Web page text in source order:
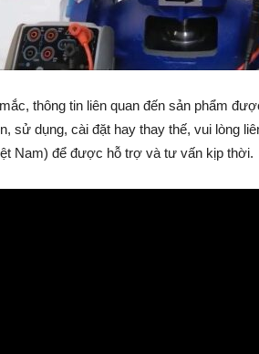
thông tin liên quan đến sản phẩm
sử dụng, cài đặt hay thay thế, vui lòng
Nam) để được hỗ trợ và tư vấn kịp thời.